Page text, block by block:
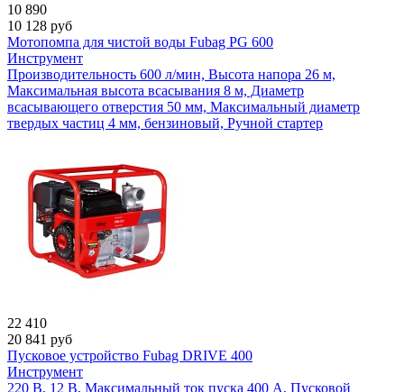
10 890
10 128 руб
Мотопомпа для чистой воды Fubag PG 600
Инструмент
Производительность 600 л/мин, Высота напора 26 м,
Максимальная высота всасывания 8 м, Диаметр
всасывающего отверстия 50 мм, Максимальный диаметр
твердых частиц 4 мм, бензиновый, Ручной стартер
22 410
20 841 руб
Пусковое устройство Fubag DRIVE 400
Инструмент
220 В, 12 В, Максимальный ток пуска 400 А, Пусковой